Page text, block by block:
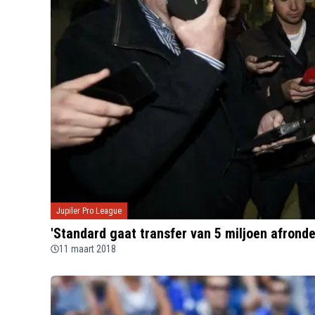
Jupiler Pro League
'Standard gaat transfer van 5 miljoen
11 maart 2018